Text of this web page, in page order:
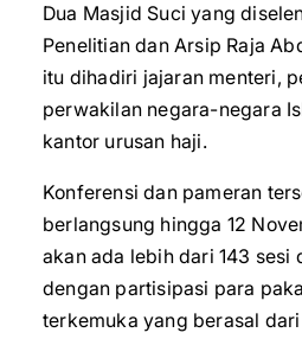
Dua Masjid Suci yang
Penelitian dan Arsip Raja
itu dihadiri jajaran menteri,
perwakilan negara-negara
kantor urusan haji.
Konferensi dan pameran
berlangsung hingga 12
akan ada lebih dari 143 sesi
dengan partisipasi para
terkemuka yang berasal